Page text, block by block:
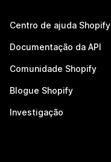
Centro de ajuda Shopify
Documentação da API
Comunidade Shopify
Blogue Shopify
Investigação